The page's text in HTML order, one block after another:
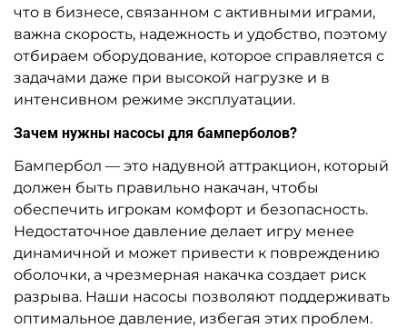
что в бизнесе, связанном с активными играми,
важна скорость, надежность и удобство, поэтому
отбираем оборудование, которое справляется с
задачами даже при высокой нагрузке и в
интенсивном режиме эксплуатации.
Зачем нужны насосы для бамперболов?
Бампербол — это надувной аттракцион, который
должен быть правильно накачан, чтобы
обеспечить игрокам комфорт и безопасность.
Недостаточное давление делает игру менее
динамичной и может привести к повреждению
оболочки, а чрезмерная накачка создает риск
разрыва. Наши насосы позволяют поддерживать
оптимальное давление, избегая этих проблем.